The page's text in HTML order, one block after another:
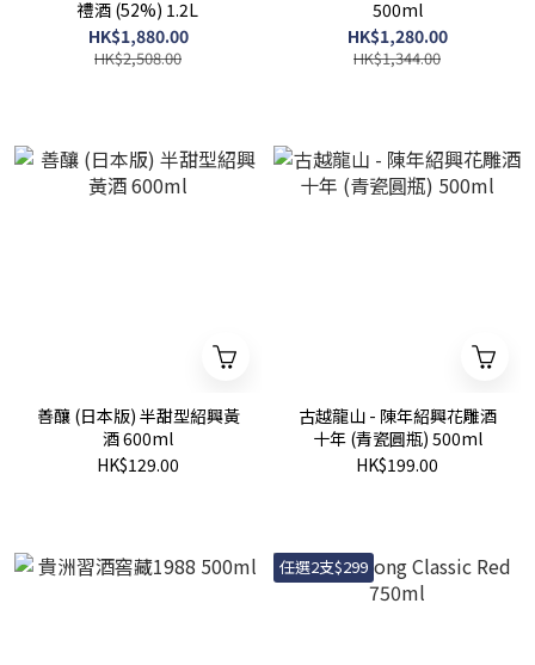
禮酒 (52%) 1.2L
HK$1,880.00
HK$2,508.00
500ml
HK$1,280.00
HK$1,344.00
善釀 (日本版) 半甜型紹興黃
酒 600ml
HK$129.00
古越龍山 - 陳年紹興花雕酒
十年 (青瓷圓瓶) 500ml
HK$199.00
任選2支$299